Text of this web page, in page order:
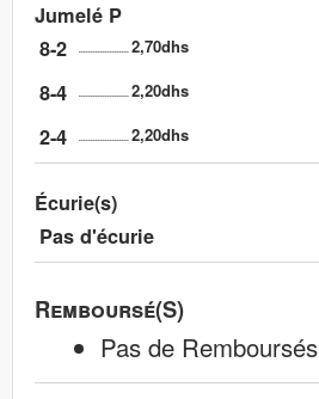
Jumelé P
8-2
2,70dhs
8-4 2,20dhs
2-4 2,20dhs
Écurie(s)
Pas d'écurie
Remboursé(s)
Pas de Remboursés